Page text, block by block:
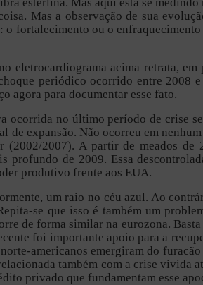
Mas a observação de sua
fortalecimento ou o
eletrocardiograma acima retrata,
periódico ocorrido entre 2008
agora para documentar esse fato.
ocorrida no último período de crise
expansão. Não ocorreu em
2007). A partir de meados
de 2009. Essa
produtivo frente aos EUA.
um raio no céu azul. Ao
se que isso é também um
de forma similar na eurozona.
foi importante apoio para a
americanos emergiram do
também com a crise vivida
privado que fundamentam esse